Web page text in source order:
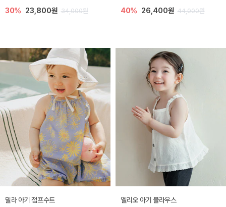
30% 23,800원 34,000원 40% 26,400원 44,000원
밀라 아기 점프수트 엘리오 아기 블라우스